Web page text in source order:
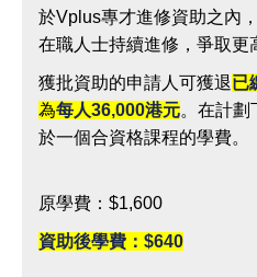
於Vplus專才進修資助之內
在職人士持續進修，爭取更
獲批資助的申請人可獲退已
為每人36,000港元。在計劃
於一個合資格課程的學費。
原學費：$1,600
資助後學費：$640